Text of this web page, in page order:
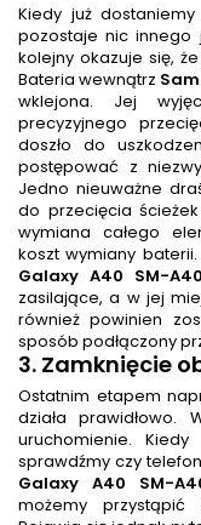
Kiedy już
pozostaje nic
kolejny okazuje się,
Bateria wewnątrz
wklejona. Jej
precyzyjnego
doszło do
postępować z
Jedno nieuważne
do przecięcia
wymiana całego
koszt wymiany
Galaxy A40 SM-
zasilające, a w jej
również powinien
sposób podłączony
3. Zamknięcie
Ostatnim etapem
działa prawidłowo.
uruchomienie.
sprawdźmy czy
Galaxy A40 SM-
możemy przystąpić